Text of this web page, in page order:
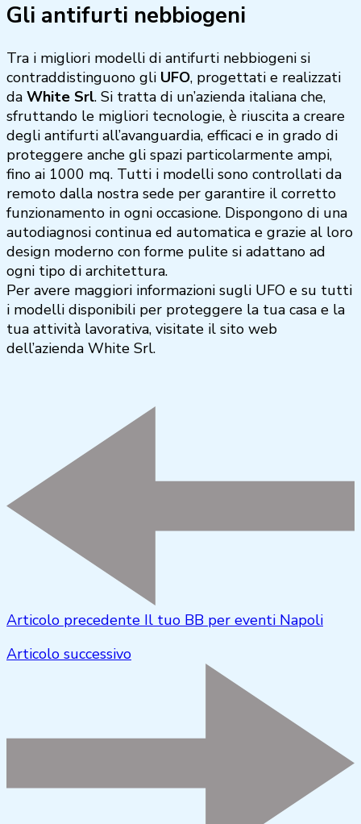
Gli antifurti nebbiogeni
Tra i migliori modelli di antifurti nebbiogeni si
contraddistinguono gli UFO, progettati e realizzati
da White Srl. Si tratta di un’azienda italiana che,
sfruttando le migliori tecnologie, è riuscita a creare
degli antifurti all’avanguardia, efficaci e in grado di
proteggere anche gli spazi particolarmente ampi,
fino ai 1000 mq. Tutti i modelli sono controllati da
remoto dalla nostra sede per garantire il corretto
funzionamento in ogni occasione. Dispongono di una
autodiagnosi continua ed automatica e grazie al loro
design moderno con forme pulite si adattano ad
ogni tipo di architettura.
Per avere maggiori informazioni sugli UFO e su tutti
i modelli disponibili per proteggere la tua casa e la
tua attività lavorativa, visitate il sito web
dell’azienda White Srl.
Articolo precedente Il tuo BB per eventi Napoli
Articolo successivo